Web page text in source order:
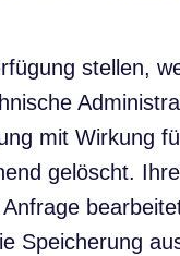
stellen,
mit Wirkung
gelöscht. Ihre
Speicherung